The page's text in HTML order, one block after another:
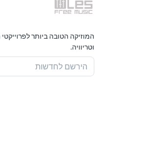
המוזיקה הטובה ביותר
וטריוויה.
הירשם לחדשות